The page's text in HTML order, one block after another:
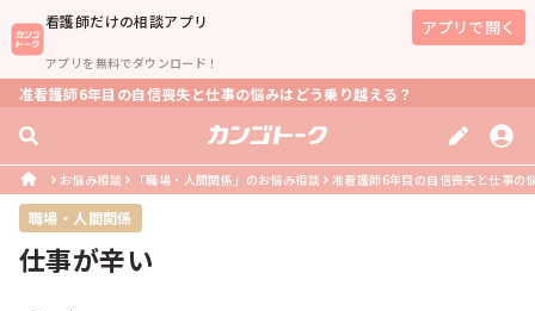
看護師だけの相談アプリ
アプリを無料でダウンロード！
アプリで開く
准看護師6年目の自信喪失と仕事の悩みはどう乗り越える？
お悩み相談 「職場・人間関係」のお悩み相談 准看護師6年目の自信喪失と仕事の
職場・人間関係
仕事が辛い